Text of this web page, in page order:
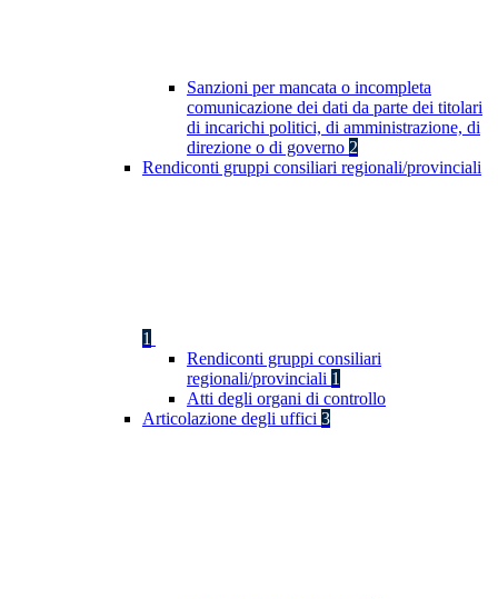
Sanzioni per mancata o incompleta
comunicazione dei dati da parte dei titolari
di incarichi politici, di amministrazione, di
direzione o di governo 2
Rendiconti gruppi consiliari regionali/provinciali
1
Rendiconti gruppi consiliari
regionali/provinciali 1
Atti degli organi di controllo
Articolazione degli uffici 3